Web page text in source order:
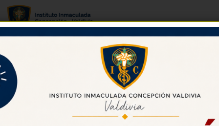
CIRCULAR N°3 julio 2019
CIRCULAR N°3 julio 2019
CALENDARIO DE ACTIVIDADES